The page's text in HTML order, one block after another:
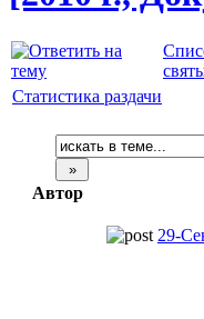
Статистика раздачи
Автор
29-